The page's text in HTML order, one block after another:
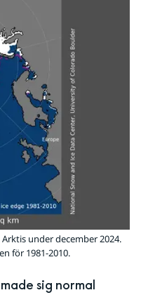
under december 2024.
för 1981-2010.
sig normal